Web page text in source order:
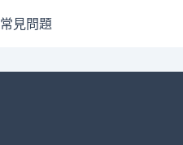
常見問題